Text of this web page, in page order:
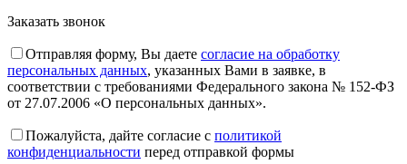
Заказать звонок
Отправляя форму, Вы даете согласие на обработку
персональных данных, указанных Вами в заявке, в
соответствии с требованиями Федерального закона № 152-ФЗ
от 27.07.2006 «О персональных данных».
Пожалуйста, дайте согласие c политикой
конфиденциальности перед отправкой формы